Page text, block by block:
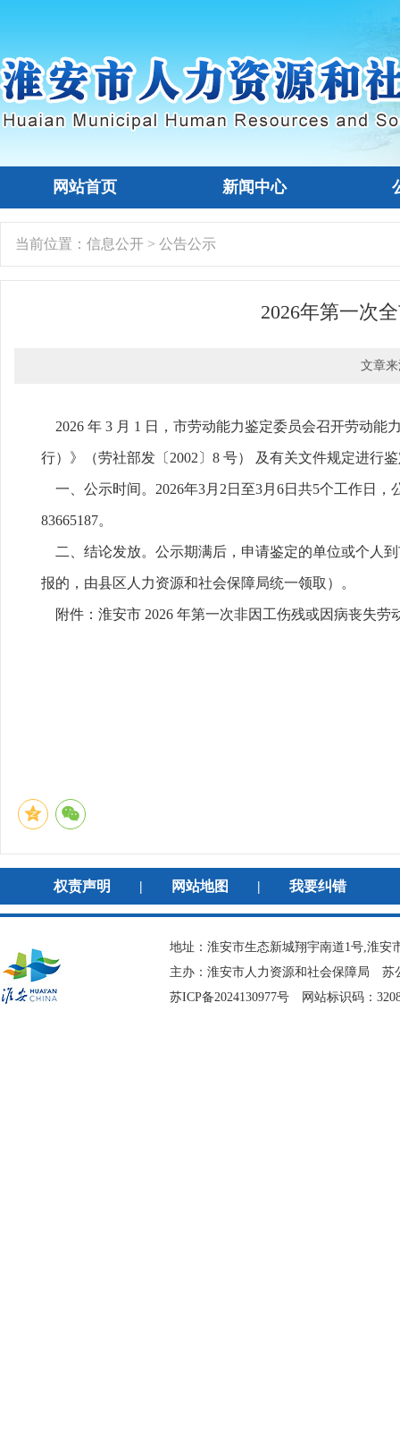
网站首页 新闻中心
当前位置： 信息公开 > 公告公示
2026年第一次
文章
2026 年 3 月 1 日，市劳动能力鉴定委员会召开劳动能
行）》（劳社部发〔2002〕8 号） 及有关文件规定进行
一、公示时间。2026年3月2日至3月6日共5个工作日，
83665187。
二、结论发放。公示期满后，申请鉴定的单位或个人
报的，由县区人力资源和社会保障局统一领取）。
附件：淮安市 2026 年第一次非因工伤残或因病丧失劳
权责声明 | 网站地图 | 我要纠错
地址：淮安市生态新城翔宇南道1号,淮
主办：淮安市人力资源和社会保障局 苏
苏ICP备2024130977号 网站标识码：